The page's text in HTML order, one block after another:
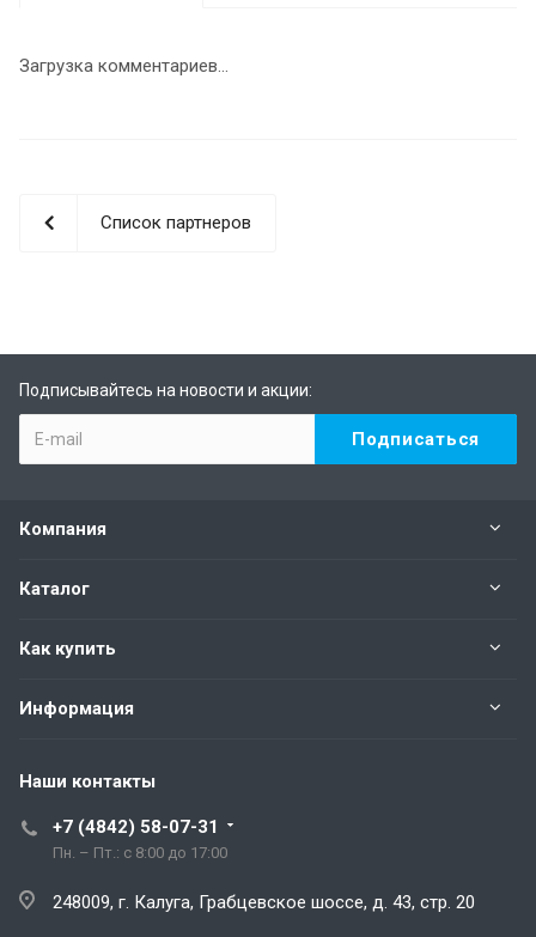
Загрузка комментариев...
Список партнеров
Подписывайтесь на новости и акции:
Компания
Каталог
Как купить
Информация
Наши контакты
+7 (4842) 58-07-31
Пн. – Пт.: с 8:00 до 17:00
248009, г. Калуга, Грабцевское шоссе, д. 43, стр. 20